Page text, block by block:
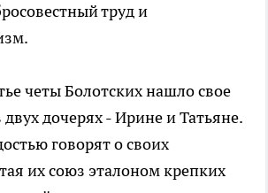
труд и
четы Болотских нашло свое
дочерях - Ирине и Татьяне.
говорят о своих
их союз эталоном крепких